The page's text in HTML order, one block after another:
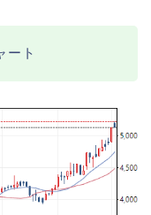
ート